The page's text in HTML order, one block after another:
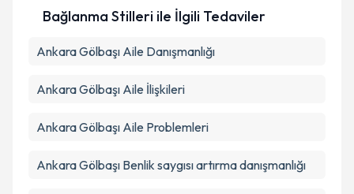
Bağlanma Stilleri ile İlgili Tedaviler
Ankara Gölbaşı Aile Danışmanlığı
Ankara Gölbaşı Aile İlişkileri
Ankara Gölbaşı Aile Problemleri
Ankara Gölbaşı Benlik saygısı artırma danışmanlığı